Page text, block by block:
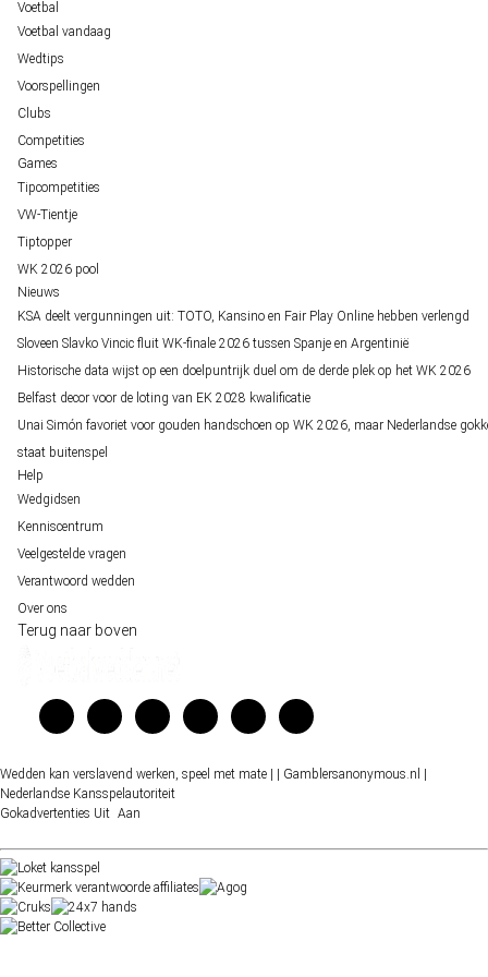
Voetbal
Voetbal vandaag
Wedtips
Voorspellingen
Clubs
Competities
Games
Tipcompetities
VW-Tientje
Tiptopper
WK 2026 pool
Nieuws
KSA deelt vergunningen uit: TOTO, Kansino en Fair Play Online hebben verlengd
Sloveen Slavko Vincic fluit WK-finale 2026 tussen Spanje en Argentinië
Historische data wijst op een doelpuntrijk duel om de derde plek op het WK 2026
Belfast decor voor de loting van EK 2028 kwalificatie
Unai Simón favoriet voor gouden handschoen op WK 2026, maar Nederlandse
staat buitenspel
Help
Wedgidsen
Kenniscentrum
Veelgestelde vragen
Verantwoord wedden
Over ons
Terug naar boven
Wedden kan verslavend werken, speel met mate | | Gamblersanonymous.nl
Nederlandse Kansspelautoriteit
Gokadvertenties Uit Aan